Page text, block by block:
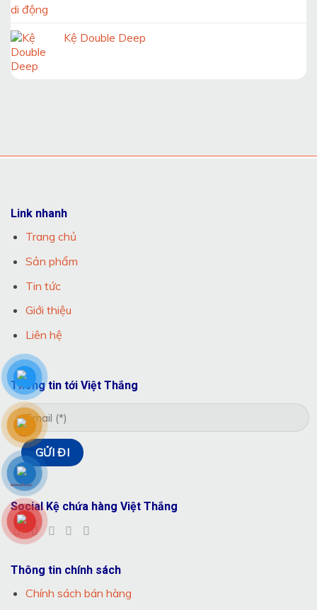
Kệ Double Deep
Link nhanh
Trang chủ
Sản phẩm
Tin tức
Giới thiệu
Liên hệ
Thông tin chính sách
Chính sách bán hàng
Thông tin tới Việt Thắng
Social Kệ chứa hàng Việt Thắng